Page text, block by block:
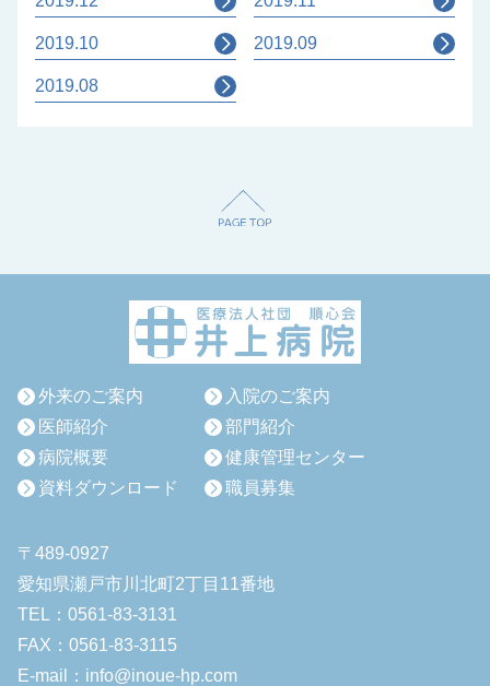
2019.10 2019.09
2019.08
外来のご案内
入院のご案内
医師紹介
部門紹介
病院概要
健康管理センター
資料ダウンロード
職員募集
〒489-0927
愛知県瀬戸市川北町2丁目11番地
TEL：0561-83-3131
FAX：0561-83-3115
E-mail：info@inoue-hp.com